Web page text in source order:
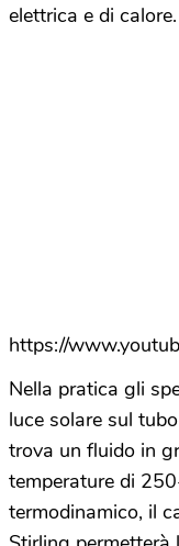
elettrica e di calore.
https://
Nella pratica gli
luce solare sul
trova un fluido in
temperature di
termodinamico, il